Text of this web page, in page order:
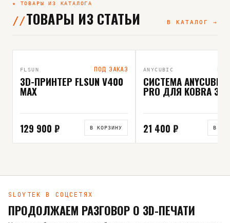
★ ТОВАРЫ ИЗ КАТАЛОГА
ТОВАРЫ ИЗ СТАТЬИ В КАТАЛОГ →
FLSUN ПОД ЗАКАЗ
3D-ПРИНТЕР FLSUN V400
MAX
129 900 ₽ В КОРЗИНУ
ANYCUBIC В
СИСТЕМА ANYCUBIC
PRO ДЛЯ KOBRA 3
21 400 ₽ В
SLOYTEK В СОЦСЕТЯХ
ПРОДОЛЖАЕМ РАЗГОВОР О 3D-ПЕЧАТИ